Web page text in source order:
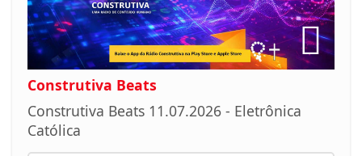
Construtiva Beats
Construtiva Beats 11.07.2026 - Eletrônica
Católica